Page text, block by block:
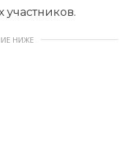
участников.
НИЖЕ